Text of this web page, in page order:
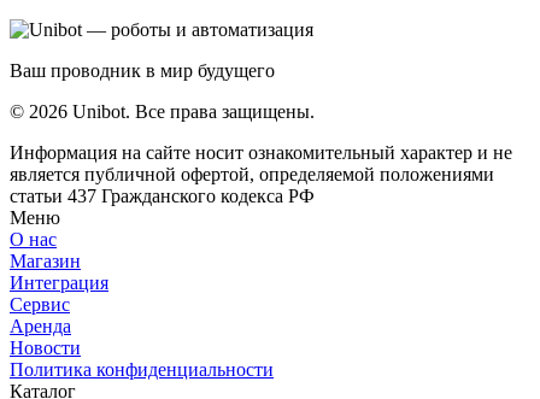
Ваш проводник в мир будущего
© 2026 Unibot. Все права защищены.
Информация на сайте носит ознакомительный характер и не
является публичной офертой, определяемой положениями
статьи 437 Гражданского кодекса РФ
Меню
О нас
Магазин
Интеграция
Сервис
Аренда
Новости
Политика конфиденциальности
Каталог